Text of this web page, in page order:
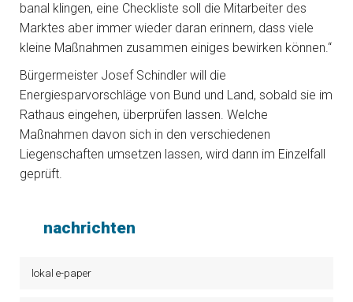
banal klingen, eine Checkliste soll die Mitarbeiter des
Marktes aber immer wieder daran erinnern, dass viele
kleine Maßnahmen zusammen einiges bewirken können.“
Bürgermeister Josef Schindler will die
Energiesparvorschläge von Bund und Land, sobald sie im
Rathaus eingehen, überprüfen lassen. Welche
Maßnahmen davon sich in den verschiedenen
Liegenschaften umsetzen lassen, wird dann im Einzelfall
geprüft.
nachrichten
lokal e-paper